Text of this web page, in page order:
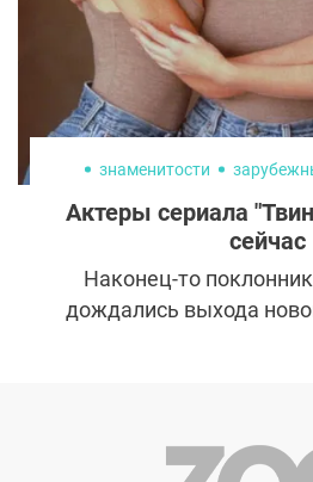
популярности
является огромная
корейском шоу-
является
знаменитости
Актеры сериала
сейчас
Наконец-то
дождались выхода
любимых актеров.